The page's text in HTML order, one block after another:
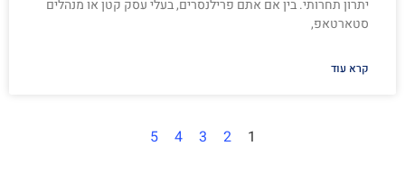
יתרון תחרותי. בין אם אתם פרילנסרים, בעלי עסק קטן או מנהלים
סטארטאפ,
קרא עוד
1
2
3
4
5